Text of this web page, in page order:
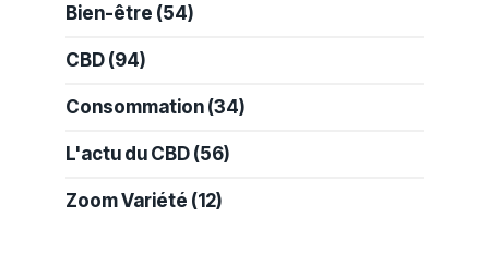
Bien-être (54)
CBD (94)
Consommation (34)
L'actu du CBD (56)
Zoom Variété (12)